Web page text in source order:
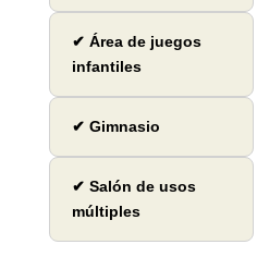
✔ Área de juegos
infantiles
✔ Gimnasio
✔ Salón de usos
múltiples